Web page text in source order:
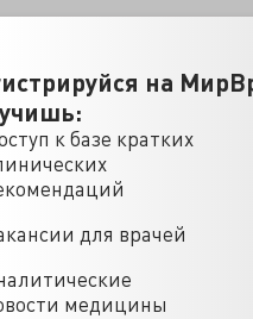
на
к базе кратких
для врачей
медицины
распространенности и
беременных.
представляет собой
рутинной практики. В
за медицинской
материнства и детства».
лабораторных тестов. После
крови проводилась
клеток. Каждый пул
образцы
Выявление мутации V617F
реакции в режиме реального